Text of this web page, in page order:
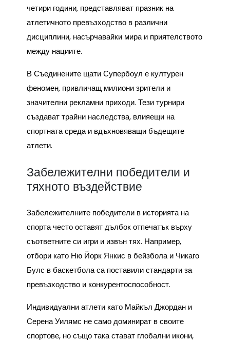
четири години, представляват празник на
атлетичното превъзходство в различни
дисциплини, насърчавайки мира и приятелството
между нациите.
В Съединените щати Супербоул е културен
феномен, привличащ милиони зрители и
значителни рекламни приходи. Тези турнири
създават трайни наследства, влияещи на
спортната среда и вдъхновяващи бъдещите
атлети.
Забележителни победители и
тяхното въздействие
Забележителните победители в историята на
спорта често оставят дълбок отпечатък върху
съответните си игри и извън тях. Например,
отбори като Ню Йорк Янкис в бейзбола и Чикаго
Булс в баскетбола са поставили стандарти за
превъзходство и конкурентоспособност.
Индивидуални атлети като Майкъл Джордан и
Серена Уилямс не само доминират в своите
спортове, но също така стават глобални икони,